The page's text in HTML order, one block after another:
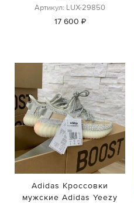
Артикул: LUX-29850
17 600 ₽
Adidas Кроссовки
мужские Adidas Yeezy